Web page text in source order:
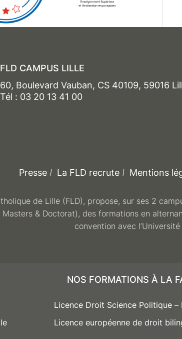
FLD CAMPUS LILLE
60, Boulevard Vauban, CS 40109, 59016
Tél : 03 20 13 41 00
Presse La FLD recrute Mentions
de Lille (FLD), propose, sur ses 2
& Doctorat), des formations en
convention avec
NOS FORMATIONS À LA
Licence Droit Science Politique –
Licence européenne de droit